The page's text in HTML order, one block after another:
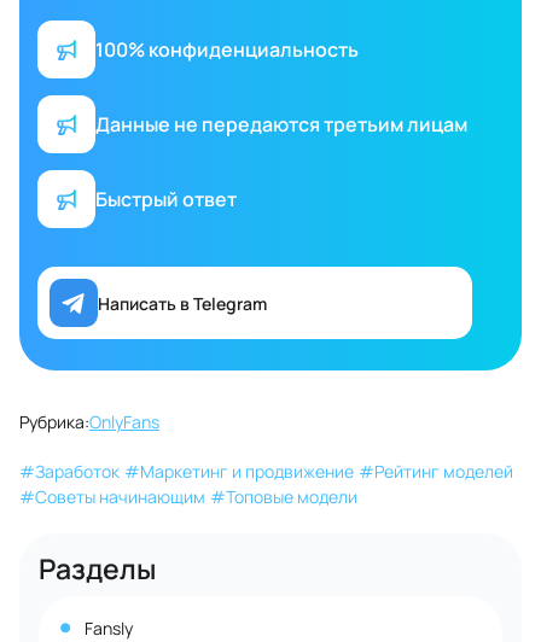
100% конфиденциальность
Данные не передаются третьим лицам
Быстрый ответ
Написать в Telegram
Рубрика:OnlyFans
#Заработок #Маркетинг и продвижение #Рейтинг моделей
#Советы начинающим #Топовые модели
Разделы
Fansly